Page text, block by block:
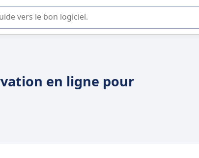
la sélection de logiciel SaaS en entreprise.
en ligne pour